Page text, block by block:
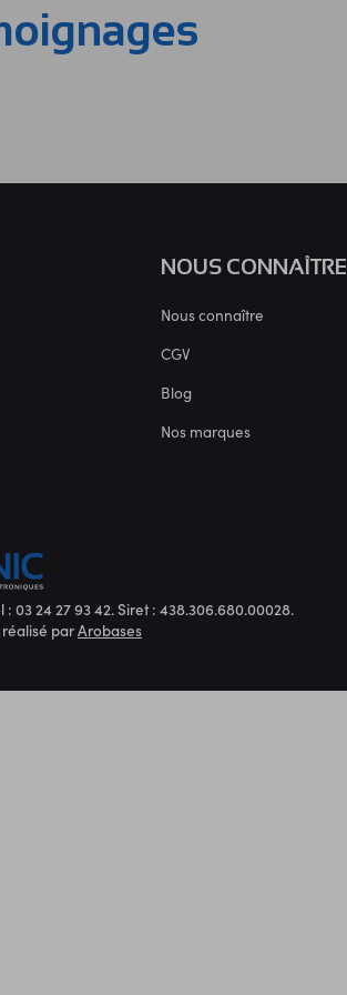
NOUS CONNAÎTRE
Nous connaître
CGV
Blog
Nos marques
03 24 27 93 42. Siret : 438.306.680.00028.
parArobases